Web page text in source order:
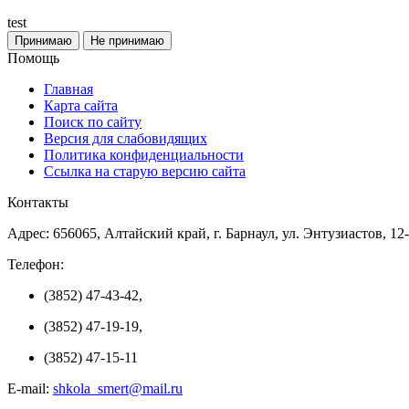
test
Принимаю Не принимаю
Помощь
Главная
Карта сайта
Поиск по сайту
Версия для слабовидящих
Политика конфиденциальности
Ссылка на старую версию сайта
Контакты
Адрес: 656065, Алтайский край, г. Барнаул, ул. Энтузиастов,
Телефон:
(3852) 47-43-42,
(3852) 47-19-19,
(3852) 47-15-11
E-mail: shkola_smert@mail.ru